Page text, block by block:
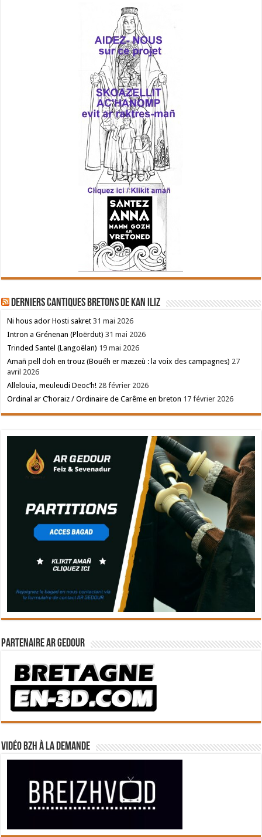
Derniers cantiques bretons de Kan Iliz
Ni hous ador Hosti sakret 31 mai 2026
Intron a Grénenan (Ploërdut) 31 mai 2026
Trinded Santel (Langoëlan) 19 mai 2026
Amañ pell doh en trouz (Bouéh er mæzeù : la voix des campagnes) 27
avril 2026
Allelouia, meuleudi Deoc’h! 28 février 2026
Ordinal ar C’horaiz / Ordinaire de Carême en breton 17 février 2026
Partenaire Ar Gedour
Vidéo BZH à la demande